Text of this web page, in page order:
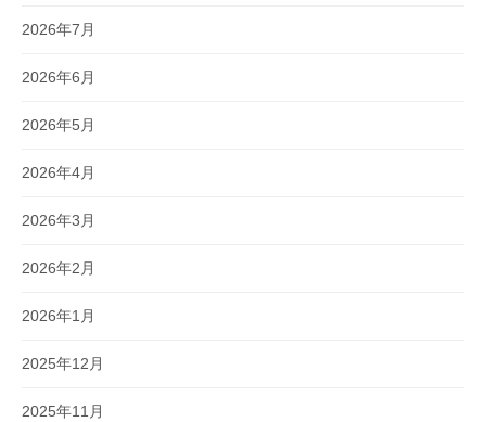
2026年7月
2026年6月
2026年5月
2026年4月
2026年3月
2026年2月
2026年1月
2025年12月
2025年11月